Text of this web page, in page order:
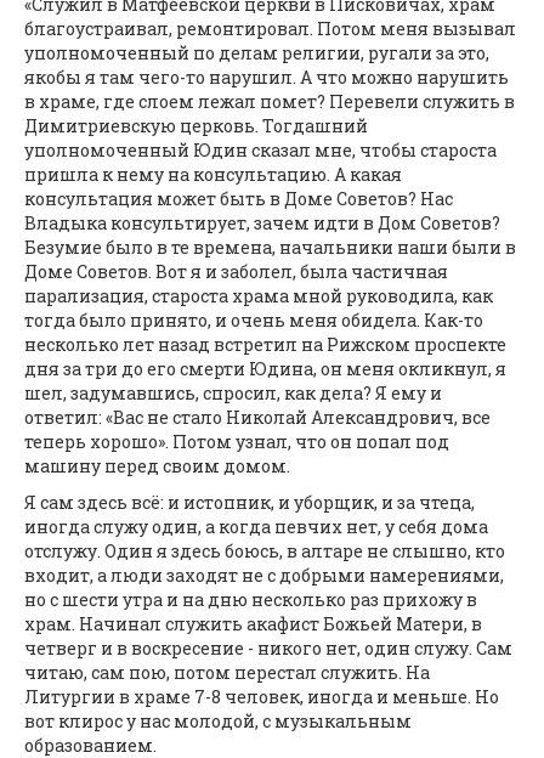
благоустраивал, ремонтировал. Потом меня вызывал
уполномоченный по делам религии, ругали за это,
якобы я там чего-то нарушил. А что можно нарушить
в храме, где слоем лежал помет? Перевели служить в
Димитриевскую церковь. Тогдашний
уполномоченный Юдин сказал мне, чтобы староста
пришла к нему на консультацию. А какая
консультация может быть в Доме Советов? Нас
Владыка консультирует, зачем идти в Дом Советов?
Безумие было в те времена, начальники наши были в
Доме Советов. Вот я и заболел, была частичная
парализация, староста храма мной руководила, как
тогда было принято, и очень меня обидела. Как-то
несколько лет назад встретил на Рижском проспекте
дня за три до его смерти Юдина, он меня окликнул, я
шел, задумавшись, спросил, как дела? Я ему и
ответил: «Вас не стало Николай Александрович, все
теперь хорошо». Потом узнал, что он попал под
машину перед своим домом.
Я сам здесь всё: и истопник, и уборщик, и за чтеца,
иногда служу один, а когда певчих нет, у себя дома
отслужу. Один я здесь боюсь, в алтаре не слышно, кто
входит, а люди заходят не с добрыми намерениями,
но с шести утра и на дню несколько раз прихожу в
храм. Начинал служить акафист Божьей Матери, в
четверг и в воскресение - никого нет, один служу. Сам
читаю, сам пою, потом перестал служить. На
Литургии в храме 7-8 человек, иногда и меньше. Но
вот клирос у нас молодой, с музыкальным
образованием.